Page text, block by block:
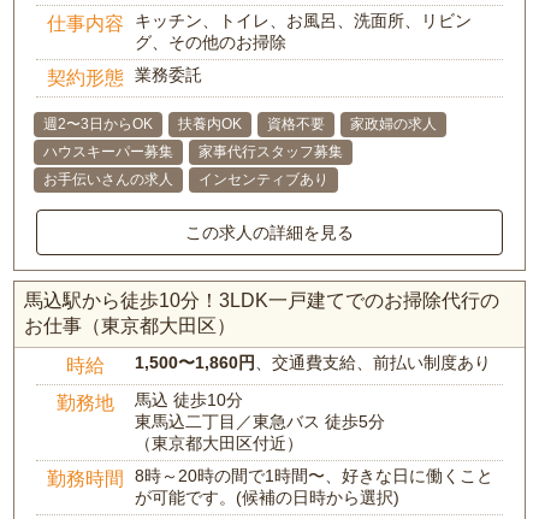
仕事内容
キッチン、トイレ、お風呂、洗面所、リビン
グ、その他のお掃除
契約形態 業務委託
週2〜3日からOK 扶養内OK 資格不要
家政婦の求人
ハウスキーパー募集
家事代行スタッフ募集
お手伝いさんの求人
インセンティブあり
この求人の詳細を見る
馬込駅から徒歩10分！3LDK一戸建てでのお掃除代行の
お仕事（東京都大田区）
時給 1,500〜1,860円、交通費支給、前払い制度あり
勤務地
馬込 徒歩10分
東馬込二丁目／東急バス 徒歩5分
（東京都大田区付近）
勤務時間
8時～20時の間で1時間〜、好きな日に働くこと
が可能です。(候補の日時から選択)